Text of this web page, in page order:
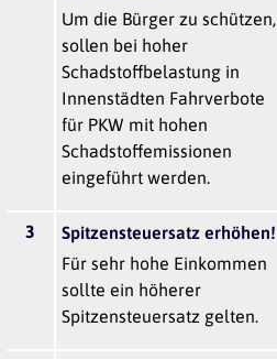
Um die Bürger zu schützen,
sollen bei hoher
Schadstoffbelastung in
Innenstädten Fahrverbote
für PKW mit hohen
Schadstoffemissionen
eingeführt werden.
3
Spitzensteuersatz erhöhen!
Für sehr hohe Einkommen
sollte ein höherer
Spitzensteuersatz gelten.